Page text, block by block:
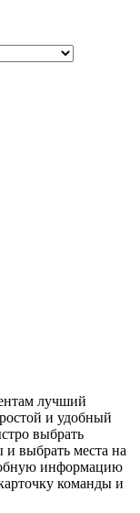
лучший
и удобный
выбрать
выбрать места на
информацию
команды и